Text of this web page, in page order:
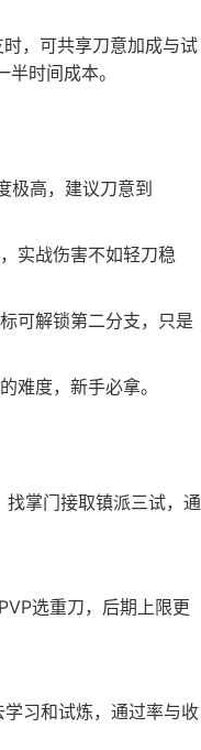
，可共享刀意加成与试
时间成本。
高，建议刀意到
实战伤害不如轻刀稳
可解锁第二分支，只是
度，新手必拿。
掌门接取镇派三试，通
选重刀，后期上限更
习和试炼，通过率与收